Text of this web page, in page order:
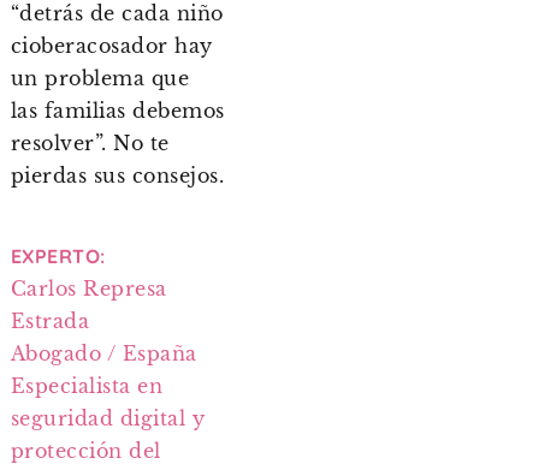
“detrás de cada niño
cioberacosador hay
un problema que
las familias debemos
resolver”. No te
pierdas sus consejos.
EXPERTO:
Carlos Represa
Estrada
Abogado / España
Especialista en
seguridad digital y
protección del